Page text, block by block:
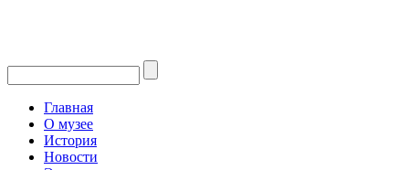
Главная
О музее
История
Новости